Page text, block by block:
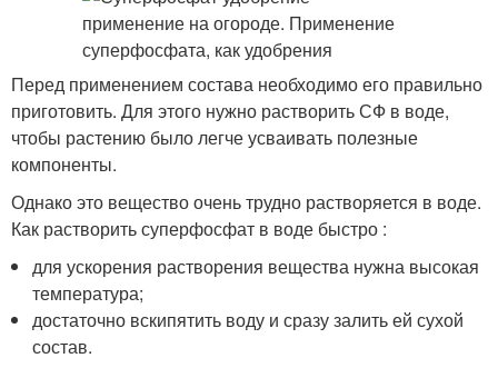
Перед применением состава необходимо его правильно
приготовить. Для этого нужно растворить СФ в воде,
чтобы растению было легче усваивать полезные
компоненты.
Однако это вещество очень трудно растворяется в воде.
Как растворить суперфосфат в воде быстро :
для ускорения растворения вещества нужна высокая
температура;
достаточно вскипятить воду и сразу залить ей сухой
состав.